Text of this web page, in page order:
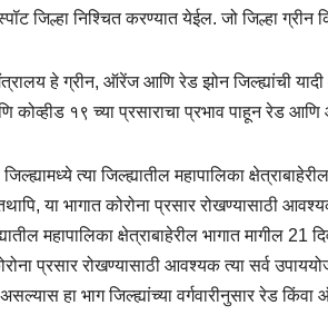
जिल्हा निश्चित करण्यात येईल. जो जिल्हा
हे ग्रीन, ऑरेंज आणि रेड झोन जिल्ह्यांची यादी
कोव्हीड १९ च्या प्रसाराचा प्रभाव पाहून रेड
जिल्ह्यामध्ये त्या जिल्ह्यातील महापालिका
,या भागात कोरोना प्रसार रोखण्यासाठी
महापालिका क्षेत्राबाहेरील भागात
प्रसार रोखण्यासाठी आवश्यक त्या सर्व
हा भाग जिल्ह्यांच्या वर्गवारीनुसार रेड